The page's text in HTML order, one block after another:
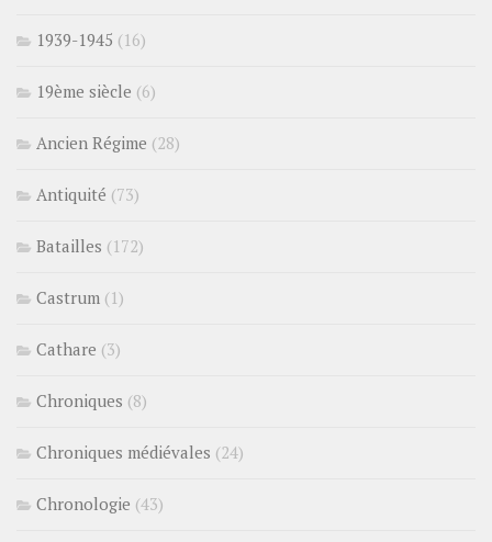
1939-1945 (16)
19ème siècle (6)
Ancien Régime (28)
Antiquité (73)
Batailles (172)
Castrum (1)
Cathare (3)
Chroniques (8)
Chroniques médiévales (24)
Chronologie (43)